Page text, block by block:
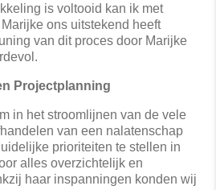
is voltooid kan ik met
ons uitstekend heeft
van dit proces door Marijke
Projectplanning
in het stroomlijnen van de vele
van een nalatenschap
prioriteiten te stellen in
alles overzichtelijk en
haar inspanningen konden wij